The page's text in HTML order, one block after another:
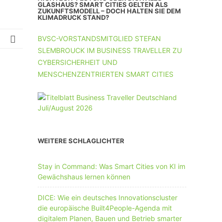
UNTERNEHMEN MIT 11-50 MA
GLASHAUS? SMART CITIES GELTEN ALS
ZUKUNFTSMODELL – DOCH HALTEN SIE DEM
KLIMADRUCK STAND?
BVSC-VORSTANDSMITGLIED STEFAN
SLEMBROUCK IM BUSINESS TRAVELLER ZU
CYBERSICHERHEIT UND
MENSCHENZENTRIERTEN SMART CITIES
WEITERE SCHLAGLICHTER
Stay in Command: Was Smart Cities von KI im
Gewächshaus lernen können
DICE: Wie ein deutsches Innovationscluster
die europäische Built4People-Agenda mit
digitalem Planen, Bauen und Betrieb smarter